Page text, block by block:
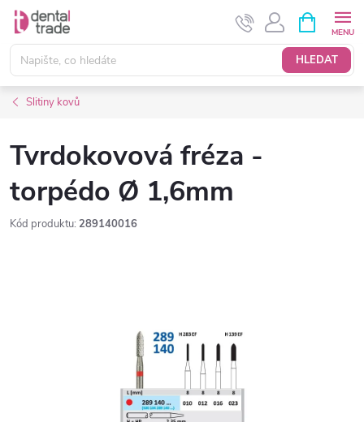
Přejít
obsah
HLEDAT
NÁKUPNÍ
KOŠÍK
Slitiny kovů
Tvrdokovová fréza -
torpédo Ø 1,6mm
Kód produktu: 289140016